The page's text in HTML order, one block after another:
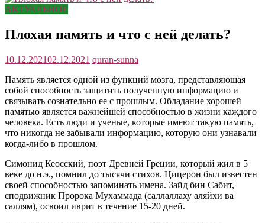
АКТУАЛЬНОЕ
Плохая память и что с ней делать?
10.12.202102.12.2021 quran-sunna
Память является одной из функций мозга, представляющая
собой способность защитить полученную информацию и
связывать сознательно ее с прошлым. Обладание хорошей
памятью является важнейшей способностью в жизни каждого
человека. Есть люди и ученые, которые имеют такую память,
что никогда не забывали информацию, которую они узнавали
когда-либо в прошлом.
Симонид Кеосский, поэт Древней Греции, который жил в 5
веке до н.э., помнил до тысячи стихов. Цицерон был известен
своей способностью запоминать имена. Зайд бин Сабит,
сподвижник Пророка Мухаммада (саллаллаху аляйхи ва
саллям), освоил иврит в течение 15-20 дней.